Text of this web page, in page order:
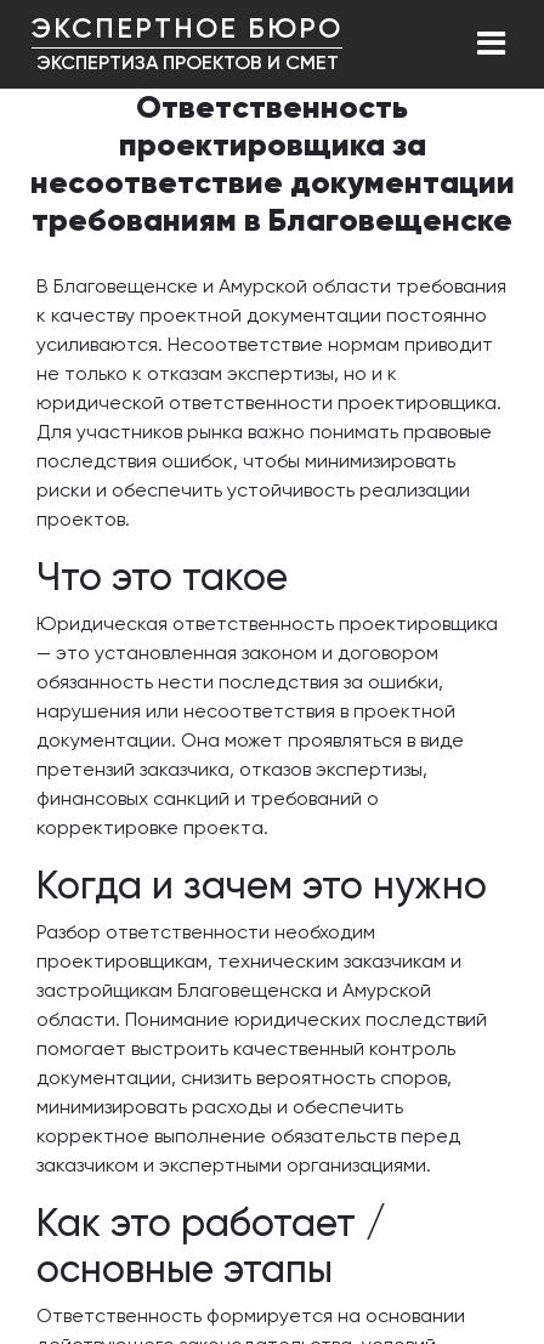
ЭКСПЕРТНОЕ БЮРО
ЭКСПЕРТИЗА ПРОЕКТОВ И СМЕТ
Ответственность
проектировщика за
несоответствие документации
требованиям в Благовещенске
В Благовещенске и Амурской области требования
к качеству проектной документации постоянно
усиливаются. Несоответствие нормам приводит
не только к отказам экспертизы, но и к
юридической ответственности проектировщика.
Для участников рынка важно понимать правовые
последствия ошибок, чтобы минимизировать
риски и обеспечить устойчивость реализации
проектов.
Что это такое
Юридическая ответственность проектировщика
— это установленная законом и договором
обязанность нести последствия за ошибки,
нарушения или несоответствия в проектной
документации. Она может проявляться в виде
претензий заказчика, отказов экспертизы,
финансовых санкций и требований о
корректировке проекта.
Когда и зачем это нужно
Разбор ответственности необходим
проектировщикам, техническим заказчикам и
застройщикам Благовещенска и Амурской
области. Понимание юридических последствий
помогает выстроить качественный контроль
документации, снизить вероятность споров,
минимизировать расходы и обеспечить
корректное выполнение обязательств перед
заказчиком и экспертными организациями.
Как это работает /
основные этапы
Ответственность формируется на основании